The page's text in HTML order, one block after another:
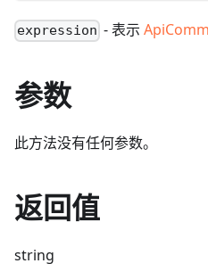
expression - 表示
参数
此方法没有任何参数。
返回值
string